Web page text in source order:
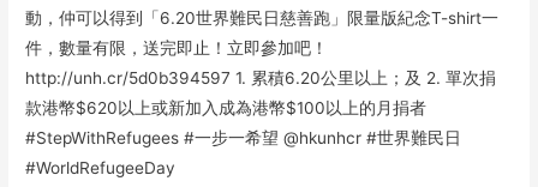
動，仲可以得到「6.20世界難民日慈善跑」限量版紀念T-shirt一
件，數量有限，送完即止！立即參加吧！
http://unh.cr/5d0b394597 1. 累積6.20公里以上；及 2. 單次捐
款港幣$620以上或新加入成為港幣$100以上的月捐者
#StepWithRefugees #一步一希望 @hkunhcr #世界難民日
#WorldRefugeeDay